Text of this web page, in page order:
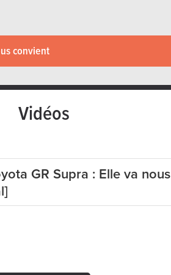
convient
Vidéos
GR Supra : Elle va nous